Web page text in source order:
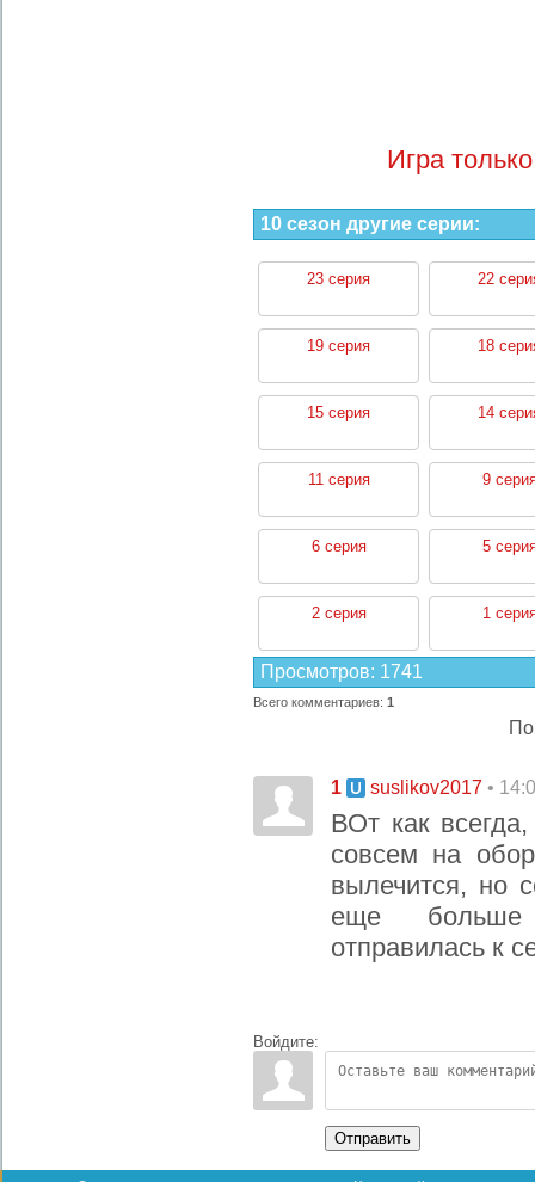
Игра
10 сезон другие серии:
23 серия 22
19 серия 18
15 серия 14
11 серия 9
6 серия 5
2 серия 1
Просмотров: 1741
Всего комментариев: 1
1 suslikov2017 •
ВОт как
совсем на
вылечится, но
еще больше
отправилась к
Войдите:
Отправить